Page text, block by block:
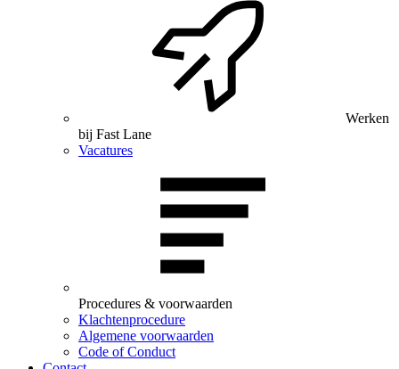
Werken
bij Fast Lane
Vacatures
Procedures & voorwaarden
Klachtenprocedure
Algemene voorwaarden
Code of Conduct